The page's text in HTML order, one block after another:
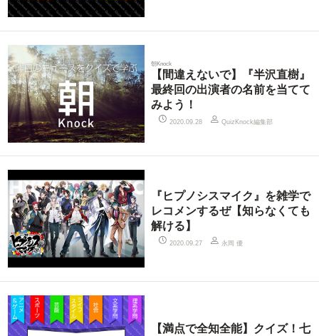
朝Knock
【間違えないで】『半沢直樹』
最終回の出演者の名前を当てて
みよう！
2020.09.28 QuizKnock編集部
『ヒプノシスマイク』を雑学で
レコメンするぜ【知らなくても
解ける】
2020.09.27 永岡 優
【満点で全知全能】クイズ！七